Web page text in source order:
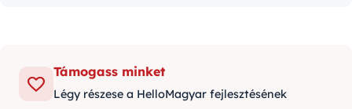
Támogass minket
Légy részese a HelloMagyar fejlesztésének